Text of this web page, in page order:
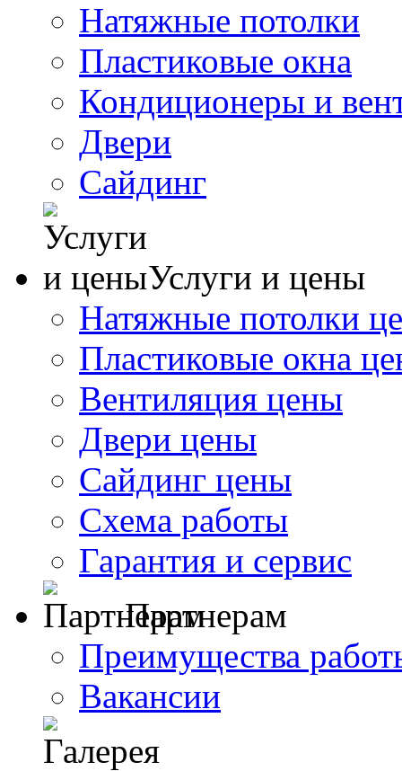
Натяжные потолки
Пластиковые окна
Кондиционеры и
Двери
Сайдинг
Услуги и цены
Натяжные потолки
Пластиковые окна
Вентиляция цены
Двери цены
Сайдинг цены
Схема работы
Гарантия и сервис
Партнерам
Преимущества
Вакансии